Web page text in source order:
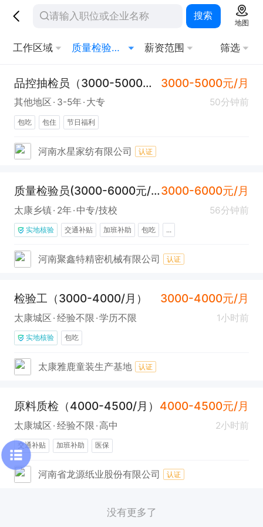
搜索
地图
工作区域 质量检验员/测试员 薪资范围 筛选
品控抽检员（3000-5000元+长白班+包食宿） 3000-5000元/月
其他地区 3-5年 大专 50分钟前
包吃 包住 节日福利
河南水星家纺有限公司 认证
质量检验员(3000-6000元/月)3000-6000元/月
太康乡镇 2年 中专/技校 56分钟前
实地核验 交通补贴 加班补助 包吃 ...
河南聚鑫特精密机械有限公司 认证
检验工（3000-4000/月） 3000-4000元/月
太康城区 经验不限 学历不限 1小时前
实地核验 包吃
太康雅鹿童装生产基地 认证
原料质检（4000-4500/月） 4000-4500元/月
太康城区 经验不限 高中 2小时前
交通补贴 加班补助 医保
河南省龙源纸业股份有限公司 认证
没有更多了